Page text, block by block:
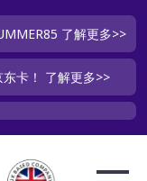
了解更多>>
卡！ 了解更多>>